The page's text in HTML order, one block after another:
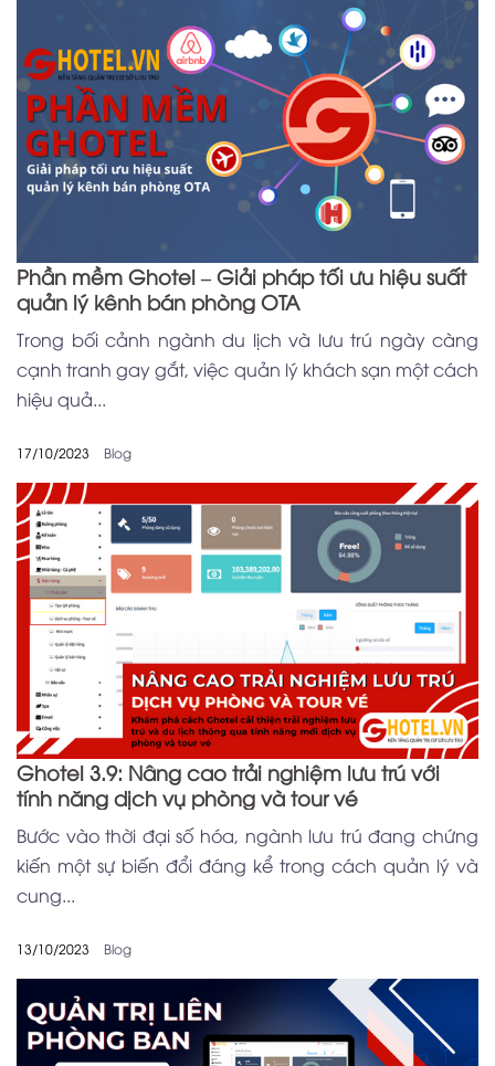
Phần mềm Ghotel – Giải pháp tối ưu hiệu suất
quản lý kênh bán phòng OTA
Trong bối cảnh ngành du lịch và lưu trú ngày càng
cạnh tranh gay gắt, việc quản lý khách sạn một cách
hiệu quả...
17/10/2023 Blog
Ghotel 3.9: Nâng cao trải nghiệm lưu trú với
tính năng dịch vụ phòng và tour vé
Bước vào thời đại số hóa, ngành lưu trú đang chứng
kiến một sự biến đổi đáng kể trong cách quản lý và
cung...
13/10/2023 Blog